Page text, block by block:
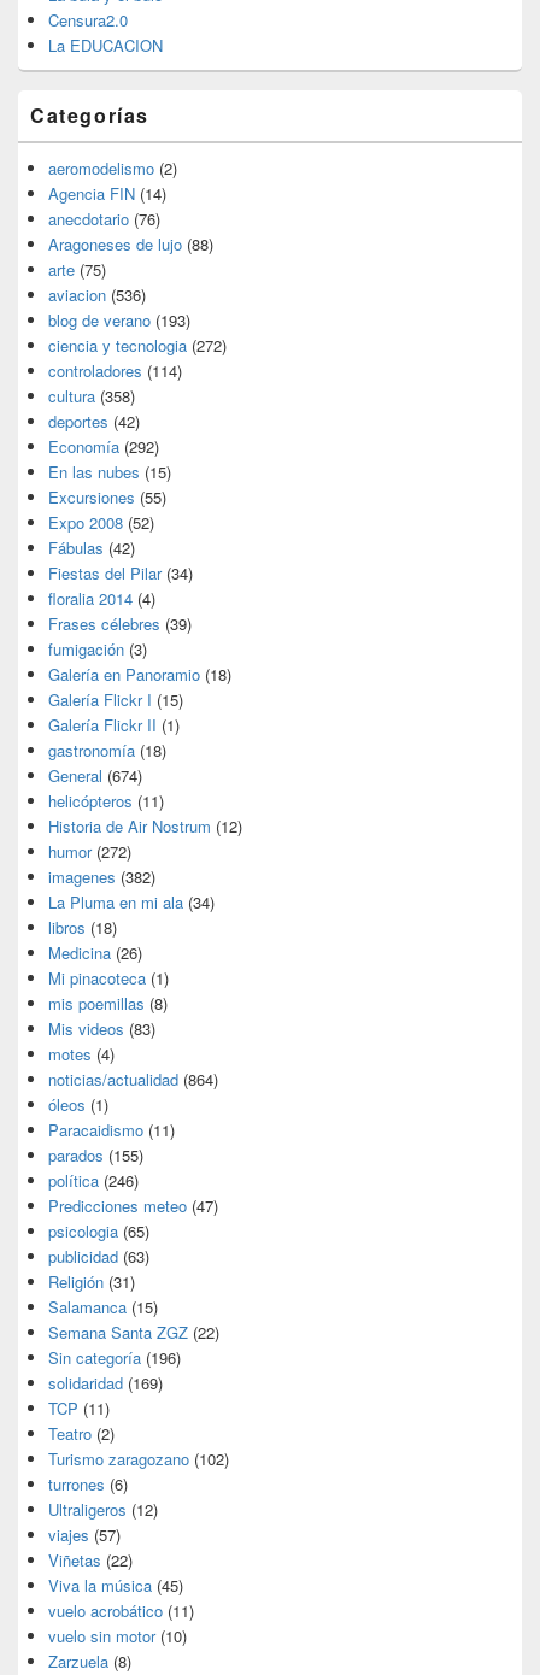
Censura2.0
La EDUCACION
Categorías
aeromodelismo (2)
Agencia FIN (14)
anecdotario (76)
Aragoneses de lujo (88)
arte (75)
aviacion (536)
blog de verano (193)
ciencia y tecnologia (272)
controladores (114)
cultura (358)
deportes (42)
Economía (292)
En las nubes (15)
Excursiones (55)
Expo 2008 (52)
Fábulas (42)
Fiestas del Pilar(34)
floralia 2014 (4)
Frases célebres (39)
fumigación (3)
Galería en Panoramio (18)
Galería Flickr I (15)
Galería Flickr II (1)
gastronomía (18)
General (674)
helicópteros (11)
Historia de Air Nostrum (12)
humor(272)
imagenes (382)
La Pluma en mi ala (34)
libros (18)
Medicina (26)
Mi pinacoteca (1)
mis poemillas (8)
Mis videos (83)
motes (4)
noticias/actualidad (864)
óleos (1)
Paracaidismo (11)
parados (155)
política (246)
Predicciones meteo (47)
psicologia (65)
publicidad (63)
Religión (31)
Salamanca (15)
Semana Santa ZGZ (22)
Sin categoría (196)
solidaridad (169)
TCP (11)
Teatro (2)
Turismo zaragozano (102)
turrones (6)
Ultraligeros (12)
viajes (57)
Viñetas (22)
Viva la música (45)
vuelo acrobático (11)
vuelo sin motor(10)
Zarzuela (8)